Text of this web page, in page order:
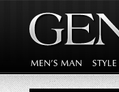
MEN'S MAN STYLE